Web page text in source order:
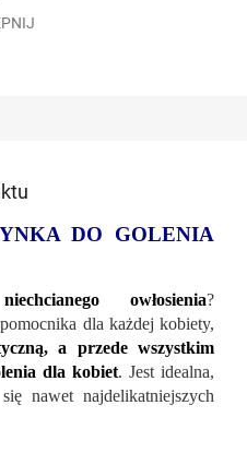
DO GOLENIA
owłosienia?
dla każdej kobiety,
a przede wszystkim
dla kobiet. Jest idealna,
nawet najdelikatniejszych